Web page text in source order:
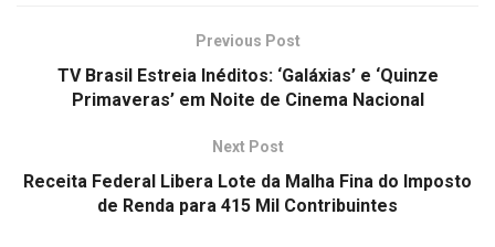
Previous Post
TV Brasil Estreia Inéditos: ‘Galáxias’ e ‘Quinze
Primaveras’ em Noite de Cinema Nacional
Next Post
Receita Federal Libera Lote da Malha Fina do Imposto
de Renda para 415 Mil Contribuintes